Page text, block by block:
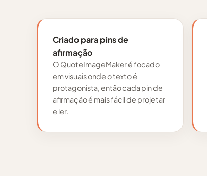
Criado para pins de
afirmação
O QuoteImageMaker é focado
em visuais onde o texto é
protagonista, então cada pin de
afirmação é mais fácil de projetar
e ler.